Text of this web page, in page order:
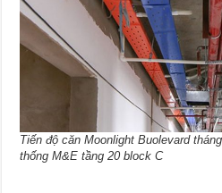
Tiến độ căn Moonlight Buolevard
thống M&E tầng 20 block C